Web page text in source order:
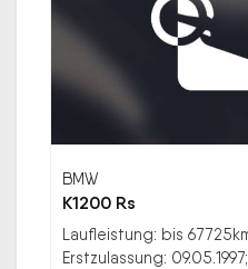
BMW
K1200 Rs
Laufleistung: bis
Erstzulassung: